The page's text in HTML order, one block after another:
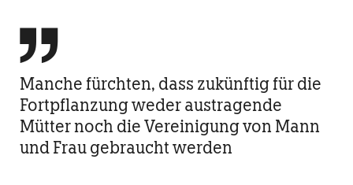

Manche fürchten, dass zukünftig für die
Fortpflanzung weder austragende
Mütter noch die Vereinigung von Mann
und Frau gebraucht werden